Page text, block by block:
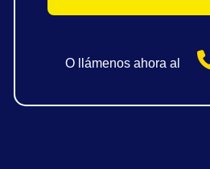
O llámenos ahora al